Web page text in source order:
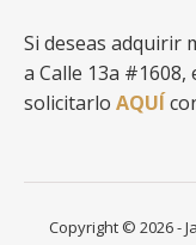
Si deseas adquirir
a Calle 13a #1608,
solicitarlo AQUÍ
Copyright © 2026 -